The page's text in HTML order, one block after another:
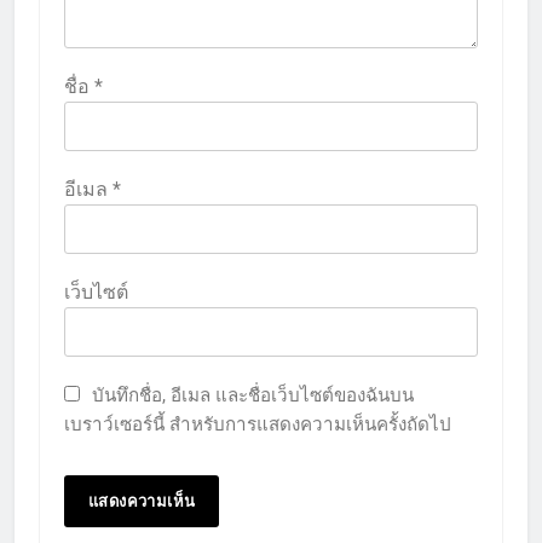
ชื่อ *
อีเมล *
เว็บไซต์
บันทึกชื่อ, อีเมล และชื่อเว็บไซต์ของฉันบน
เบราว์เซอร์นี้ สำหรับการแสดงความเห็นครั้งถัดไป